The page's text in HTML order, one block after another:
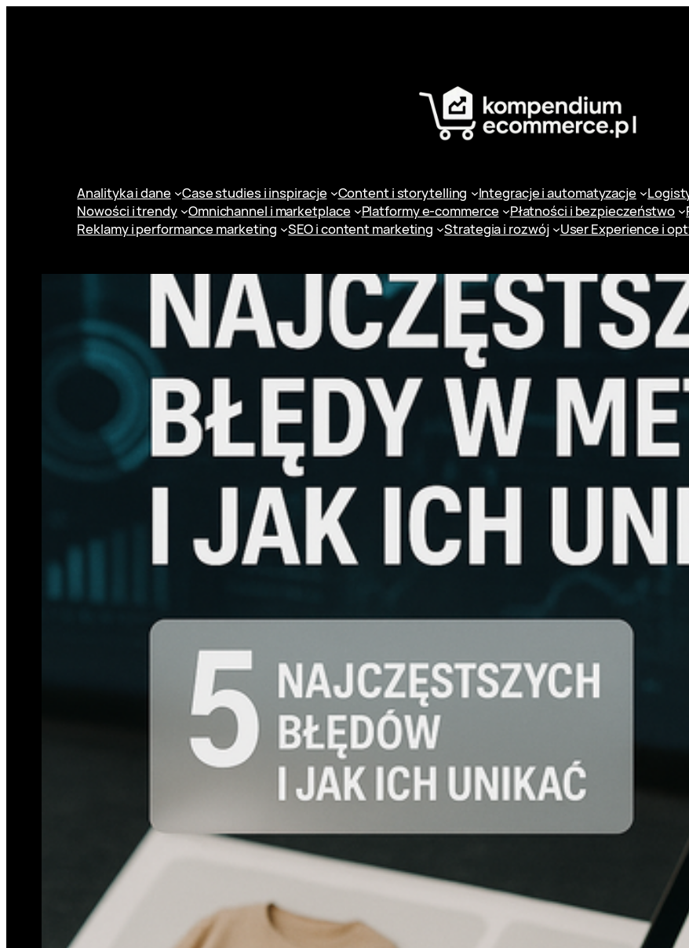
Analityka i dane Case studies i inspiracje Content i storytelling Integracje i automatyzacje
Nowości i trendy
Omnichannel i marketplace Platformy e-commerce Płatności i bezpieczeństwo
Reklamy i performance marketing
SEO i content marketing Strategia i rozwój User Experience i